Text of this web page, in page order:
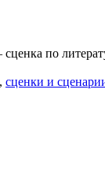
по
, сценки и